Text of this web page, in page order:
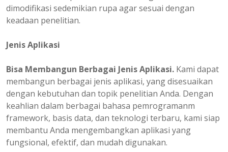
dimodifikasi sedemikian rupa agar sesuai dengan
keadaan penelitian.
Jenis Aplikasi
Bisa Membangun Berbagai Jenis Aplikasi. Kami dapat
membangun berbagai jenis aplikasi, yang disesuaikan
dengan kebutuhan dan topik penelitian Anda. Dengan
keahlian dalam berbagai bahasa pemrogramanm
framework, basis data, dan teknologi terbaru, kami siap
membantu Anda mengembangkan aplikasi yang
fungsional, efektif, dan mudah digunakan.